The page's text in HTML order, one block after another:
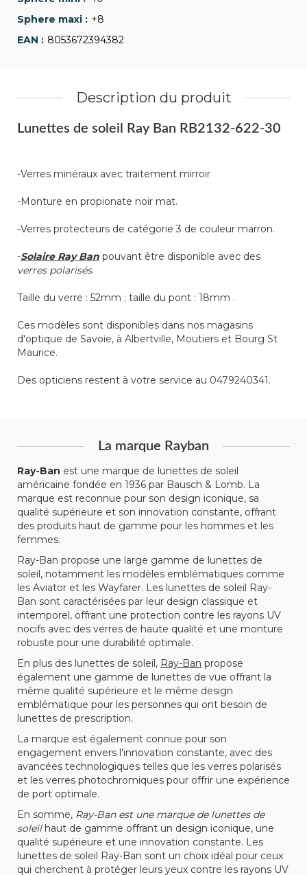
+8
8053672394382
Description du produit
Lunettes de soleil Ray Ban RB2132-622-30
-Verres minéraux avec traitement mirroir
-Monture en propionate noir mat.
-Verres protecteurs de catégorie 3 de couleur marron.
-Solaire Ray Ban pouvant être disponible avec des
verres polarisés.
Taille du verre : 52mm ; taille du pont : 18mm .
Ces modèles sont disponibles dans nos magasins
d'optique de Savoie, à Albertville, Moutiers et Bourg St
Maurice.
Des opticiens restent à votre service au 0479240341.
La marque Rayban
Ray-Ban est une marque de lunettes de soleil
américaine fondée en 1936 par Bausch & Lomb. La
marque est reconnue pour son design iconique, sa
qualité supérieure et son innovation constante, offrant
des produits haut de gamme pour les hommes et les
femmes.
Ray-Ban propose une large gamme de lunettes de
soleil, notamment les modèles emblématiques comme
les Aviator et les Wayfarer. Les lunettes de soleil Ray-
Ban sont caractérisées par leur design classique et
intemporel, offrant une protection contre les rayons UV
nocifs avec des verres de haute qualité et une monture
robuste pour une durabilité optimale.
En plus des lunettes de soleil, Ray-Ban propose
également une gamme de lunettes de vue offrant la
même qualité supérieure et le même design
emblématique pour les personnes qui ont besoin de
lunettes de prescription.
La marque est également connue pour son
engagement envers l'innovation constante, avec des
avancées technologiques telles que les verres polarisés
et les verres photochromiques pour offrir une expérience
de port optimale.
En somme, Ray-Ban est une marque de lunettes de
soleilhaut de gamme offrant un design iconique, une
qualité supérieure et une innovation constante. Les
lunettes de soleil Ray-Ban sont un choix idéal pour ceux
qui cherchent à protéger leurs yeux contre les rayons UV